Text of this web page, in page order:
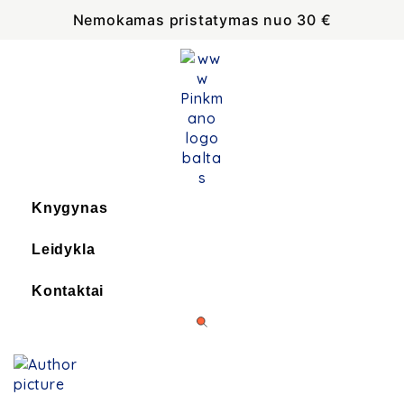
Nemokamas pristatymas nuo 30 €
Knygynas
Leidykla
Kontaktai